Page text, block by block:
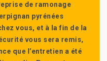
de ramonage
pyrénées
vous, et à la fin de la
vous sera remis,
que l’entretien a été